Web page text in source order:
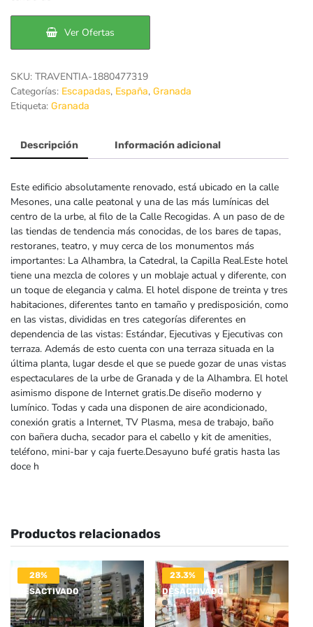
52€.49€.
Ver Ofertas
SKU: TRAVENTIA-1880477319
Categorías: Escapadas, España, Granada
Etiqueta: Granada
Descripción Información adicional
Este edificio absolutamente renovado, está ubicado en la calle
Mesones, una calle peatonal y una de las más lumínicas del
centro de la urbe, al filo de la Calle Recogidas. A un paso de de
las tiendas de tendencia más conocidas, de los bares de tapas,
restoranes, teatro, y muy cerca de los monumentos más
importantes: La Alhambra, la Catedral, la Capilla Real.Este hotel
tiene una mezcla de colores y un moblaje actual y diferente, con
un toque de elegancia y calma. El hotel dispone de treinta y tres
habitaciones, diferentes tanto en tamaño y predisposición, como
en las vistas, divididas en tres categorías diferentes en
dependencia de las vistas: Estándar, Ejecutivas y Ejecutivas con
terraza. Además de esto cuenta con una terraza situada en la
última planta, lugar desde el que se puede gozar de unas vistas
espectaculares de la urbe de Granada y de la Alhambra. El hotel
asimismo dispone de Internet gratis.De diseño moderno y
lumínico. Todas y cada una disponen de aire acondicionado,
conexión gratis a Internet, TV Plasma, mesa de trabajo, baño
con bañera ducha, secador para el cabello y kit de amenities,
teléfono, mini-bar y caja fuerte.Desayuno bufé gratis hasta las
doce h
Productos relacionados
28%
DESACTIVADO
23.3%
DESACTIVADO